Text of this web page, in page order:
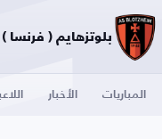
بلوتزهايم ( فرنسا )
المباريات الأخبار